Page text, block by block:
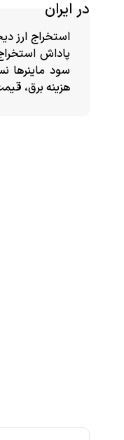
در ایران
سود ماینرها
هزینه برق،